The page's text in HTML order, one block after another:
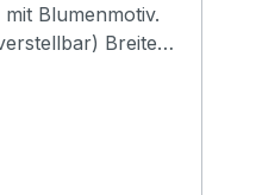
Blumenmotiv.